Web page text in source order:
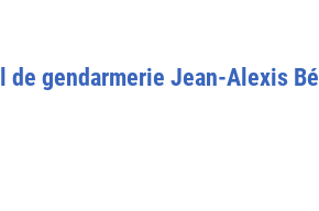
de gendarmerie Jean-Alexis